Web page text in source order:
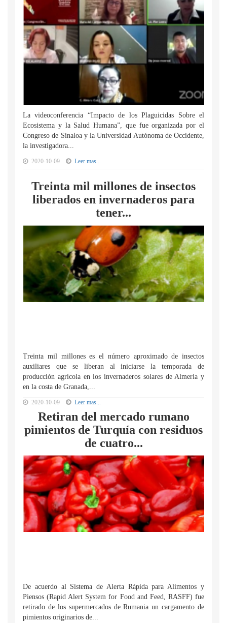
La videoconferencia “Impacto de los Plaguicidas Sobre el
Ecosistema y la Salud Humana”, que fue organizada por el
Congreso de Sinaloa y la Universidad Autónoma de Occidente,
la investigadora...
2020-10-09 Leer mas...
Treinta mil millones de insectos
liberados en invernaderos para
tener...
Treinta mil millones es el número aproximado de insectos
auxiliares que se liberan al iniciarse la temporada de
producción agrícola en los invernaderos solares de Almeria y
en la costa de Granada,...
2020-10-09 Leer mas...
Retiran del mercado rumano
pimientos de Turquía con residuos
de cuatro...
De acuerdo al Sistema de Alerta Rápida para Alimentos y
Piensos (Rapid Alert System for Food and Feed, RASFF) fue
retirado de los supermercados de Rumania un cargamento de
pimientos originarios de...